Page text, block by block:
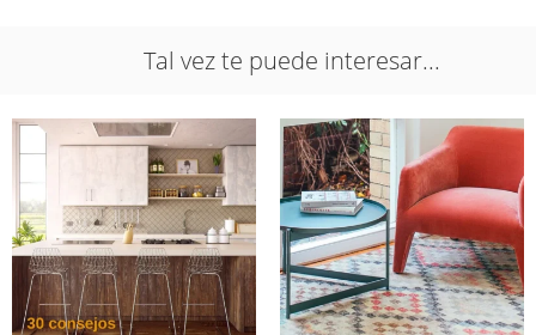
Tal vez te puede interesar...